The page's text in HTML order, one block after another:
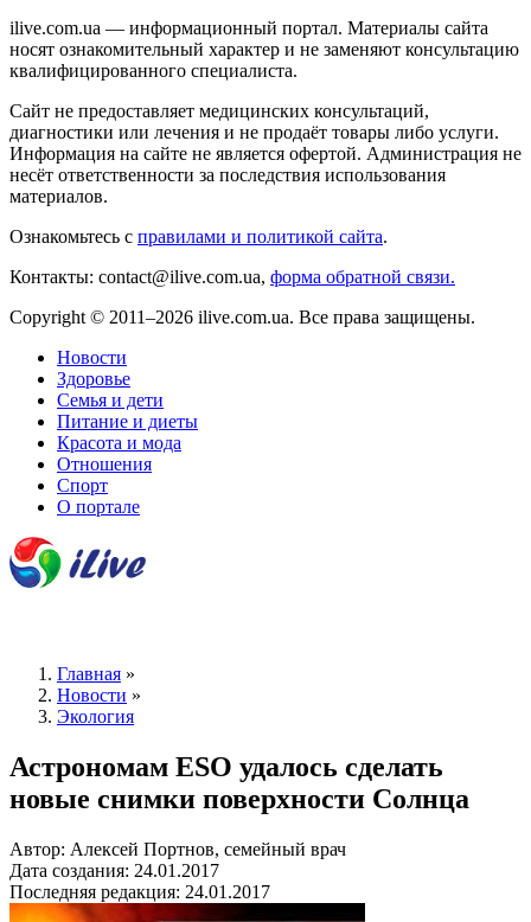
ilive.com.ua — информационный портал. Материалы сайта
носят ознакомительный характер и не заменяют консультацию
квалифицированного специалиста.
Сайт не предоставляет медицинских консультаций,
диагностики или лечения и не продаёт товары либо услуги.
Информация на сайте не является офертой. Администрация не
несёт ответственности за последствия использования
материалов.
Ознакомьтесь с правилами и политикой сайта.
Контакты: contact@ilive.com.ua, форма обратной связи.
Copyright © 2011–2026 ilive.com.ua. Все права защищены.
Новости
Здоровье
Семья и дети
Питание и диеты
Красота и мода
Отношения
Спорт
О портале
Главная »
Новости »
Экология
Астрономам ESO удалось сделать
новые снимки поверхности Солнца
Автор: Алексей Портнов, семейный врач
Дата создания: 24.01.2017
Последняя редакция: 24.01.2017